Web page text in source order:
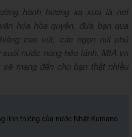
hành hương xa xưa là nơi
hóa hòa quyện, đưa bạn qua
cao vút, các ngọn núi phủ
nước nóng hẻo lánh. MIA.vn
mang đến cho bạn thật nhiều
linh thiêng của nước Nhật Kumano